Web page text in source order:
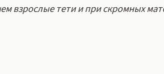
взрослые тети и при скромных